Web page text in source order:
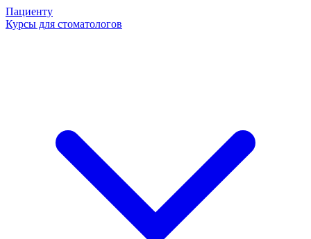
Пациенту
Курсы для стоматологов